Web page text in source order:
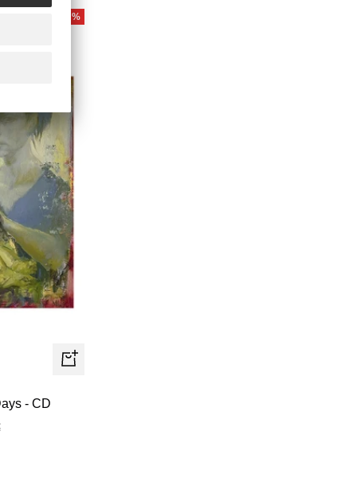
AHORRA 53%
+
- CD